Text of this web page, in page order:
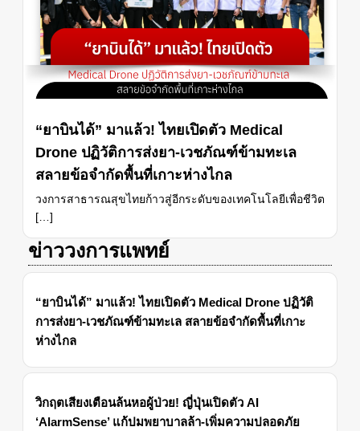
“ยาบินได้” มาแล้ว! ไทยเปิดตัว Medical
Drone ปฏิวัติการส่งยา-เวชภัณฑ์ข้ามทะเล
สลายข้อจำกัดพื้นที่เกาะห่างไกล
วงการสาธารณสุขไทยก้าวสู่อีกระดับของเทคโนโลยีเพื่อชีวิต
[…]
ข่าววงการแพทย์
“ยาบินได้” มาแล้ว! ไทยเปิดตัว Medical Drone ปฏิวัติ
การส่งยา-เวชภัณฑ์ข้ามทะเล สลายข้อจำกัดพื้นที่เกาะ
ห่างไกล
วิกฤตเสียงเตือนล้นหอผู้ป่วย! ญี่ปุ่นเปิดตัว AI
‘AlarmSense’ แก้ปมพยาบาลล้า-เพิ่มความปลอดภัย